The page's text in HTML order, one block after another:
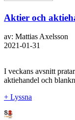
Aktier och
av: Mattias Axelsson
2021-01-31
I veckans avsnitt
aktiehandel och
+ Lyssna